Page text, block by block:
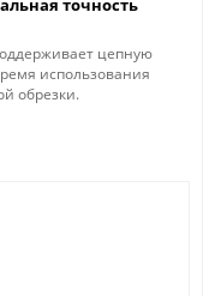
цепную
использования
обрезки.